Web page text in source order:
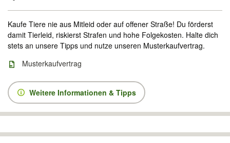
Kaufe Tiere nie aus Mitleid oder auf offener Straße! Du förderst
damit Tierleid, riskierst Strafen und hohe Folgekosten. Halte dich
stets an unsere Tipps und nutze unseren Musterkaufvertrag.
Musterkaufvertrag
Weitere Informationen & Tipps